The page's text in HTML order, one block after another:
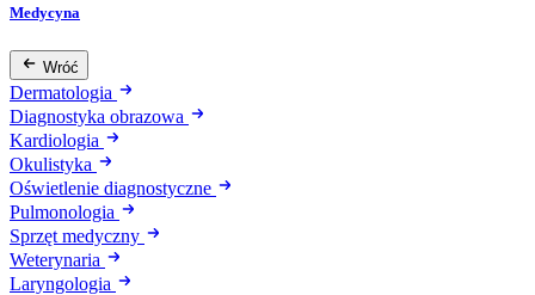
Medycyna
Wróć
Dermatologia
Diagnostyka obrazowa
Kardiologia
Okulistyka
Oświetlenie diagnostyczne
Pulmonologia
Sprzęt medyczny
Weterynaria
Laryngologia